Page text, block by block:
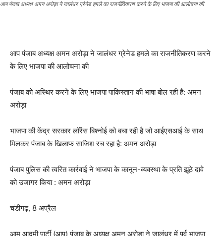
आप पंजाब अध्यक्ष अमन अरोड़ा ने जालंधर ग्रेनेड हमले का राजनीतिकरण करने के लिए भाजपा की आलोचना की
आप पंजाब अध्यक्ष अमन अरोड़ा ने जालंधर ग्रेनेड हमले का राजनीतिकरण करने
के लिए भाजपा की आलोचना की
पंजाब को अस्थिर करने के लिए भाजपा पाकिस्तान की भाषा बोल रही है: अमन
अरोड़ा
भाजपा की केंद्र सरकार लॉरेंस बिश्नोई को बचा रही है जो आईएसआई के साथ
मिलकर पंजाब के खिलाफ साजिश रच रहा है: अमन अरोड़ा
पंजाब पुलिस की त्वरित कार्रवाई ने भाजपा के कानून-व्यवस्था के प्रति झूठे दावे
को उजागर किया : अमन अरोड़ा
चंडीगढ़, 8 अप्रैल
आम आदमी पार्टी (आप) पंजाब के अध्यक्ष अमन अरोड़ा ने जालंधर में पूर्व भाजपा